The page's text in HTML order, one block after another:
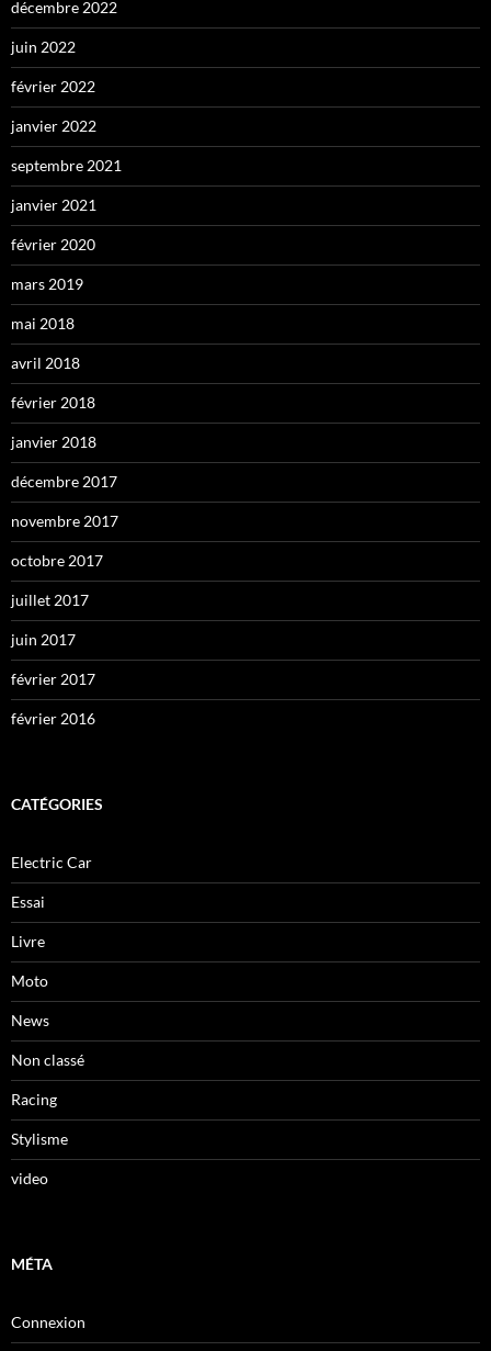
décembre 2022
juin 2022
février 2022
janvier 2022
septembre 2021
janvier 2021
février 2020
mars 2019
mai 2018
avril 2018
février 2018
janvier 2018
décembre 2017
novembre 2017
octobre 2017
juillet 2017
juin 2017
février 2017
février 2016
CATÉGORIES
Electric Car
Essai
Livre
Moto
News
Non classé
Racing
Stylisme
video
MÉTA
Connexion